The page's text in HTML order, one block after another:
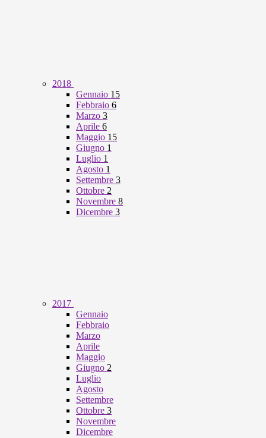
2018
Gennaio 15
Febbraio 6
Marzo 3
Aprile 6
Maggio 15
Giugno 1
Luglio 1
Agosto 1
Settembre 3
Ottobre 2
Novembre 8
Dicembre 3
2017
Gennaio
Febbraio
Marzo
Aprile
Maggio
Giugno 2
Luglio
Agosto
Settembre
Ottobre 3
Novembre
Dicembre